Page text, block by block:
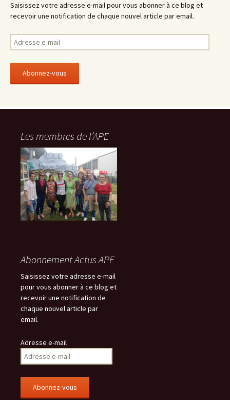
Saisissez votre adresse e-mail pour vous abonner à ce blog et
recevoir une notification de chaque nouvel article par email.
d
r
s
Les membres de l’APE
Abonnement Actus APE
Saisissez votre adresse e-mail
pour vous abonner à ce blog et
recevoir une notification de
chaque nouvel article par
email.
Adresse e-mail